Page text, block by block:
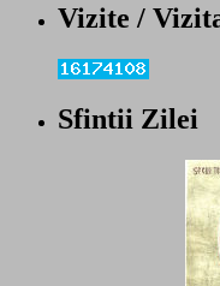
Vizite /
Sfintii Zilei